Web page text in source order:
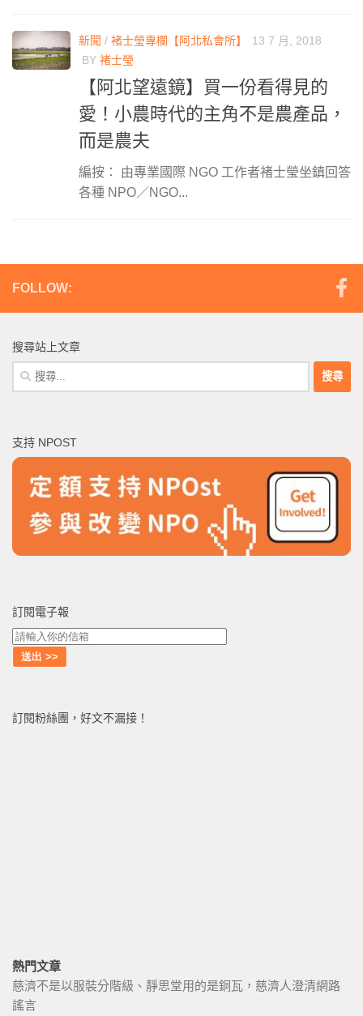
新聞 / 褚士瑩專欄【阿北私會所】
13 7 月, 2018
BY 褚士瑩
【阿北望遠鏡】買一份看得見的
愛！小農時代的主角不是農產品，
而是農夫
編按： 由專業國際 NGO 工作者褚士瑩坐鎮回答
各種 NPO／NGO...
FOLLOW:
搜尋站上文章
搜
尋
字:
支持 NPOST
訂閱電子報
訂閱粉絲團，好文不漏接！
熱門文章
慈濟不是以服裝分階級、靜思堂用的是銅瓦，慈濟人澄清網路
謠言